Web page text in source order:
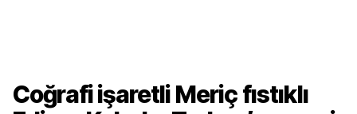
Coğrafi işaretli Meriç fıstıklı